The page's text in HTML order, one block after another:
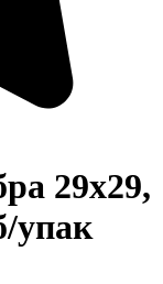
29х29,
упак